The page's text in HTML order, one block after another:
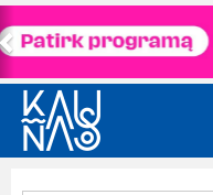
Previous